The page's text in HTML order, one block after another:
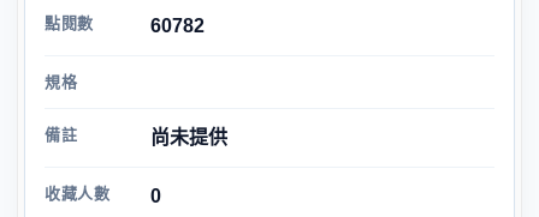
點閱數 60782
規格
備註 尚未提供
收藏人數 0